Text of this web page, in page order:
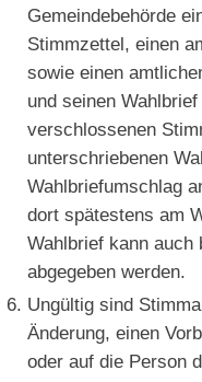
Gemeindebehörde
Stimmzettel, einen
sowie einen
und seinen
verschlossenen
unterschriebenen
Wahlbriefumschlag
dort spätestens am
Wahlbrief kann auch
abgegeben werden.
Ungültig sind
Änderung, einen
oder auf die Person